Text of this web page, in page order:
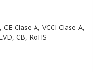
Clase A, VCCI Clase A,
CB, RoHS